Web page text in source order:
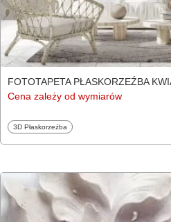
FOTOTAPETA PŁASKORZEŹBA
Cena zależy od wymiarów
Fototapety
3D Płaskorzeźba